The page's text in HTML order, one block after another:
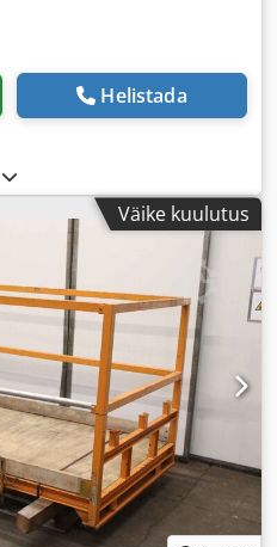
Helistada
Väike kuulutus